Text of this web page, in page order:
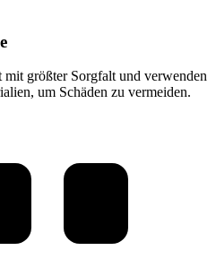
größter Sorgfalt und verwenden
um Schäden zu vermeiden.